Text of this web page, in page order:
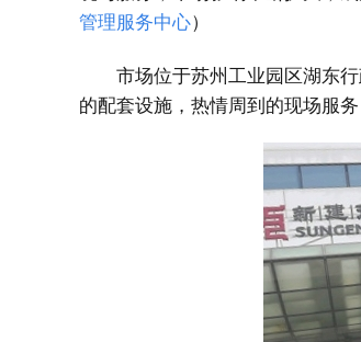
管理服务中心）
市场位于苏州工业园区湖东
的配套设施，热情周到的现场服